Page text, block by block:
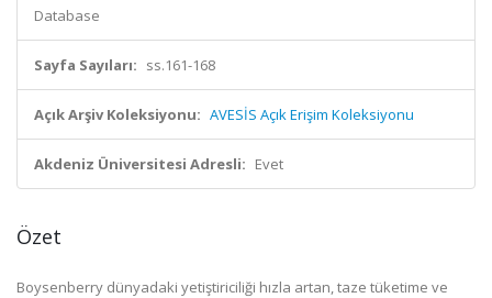
Database
Sayfa Sayıları: ss.161-168
Açık Arşiv Koleksiyonu: AVESİS Açık Erişim Koleksiyonu
Akdeniz Üniversitesi Adresli: Evet
Özet
Boysenberry dünyadaki yetiştiriciliği hızla artan, taze tüketime ve